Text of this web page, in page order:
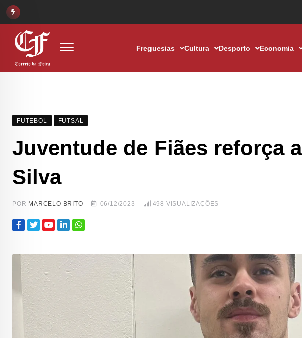
Freguesias Cultura Desporto Economia
FUTEBOL FUTSAL
Juventude de Fiães reforça
Silva
POR MARCELO BRITO 06/12/2023 498 VISUALIZAÇÕES